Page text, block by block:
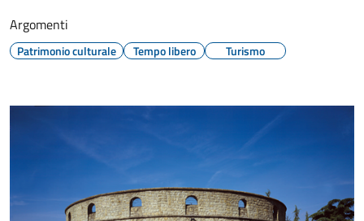
Argomenti
Patrimonio culturale Tempo libero Turismo